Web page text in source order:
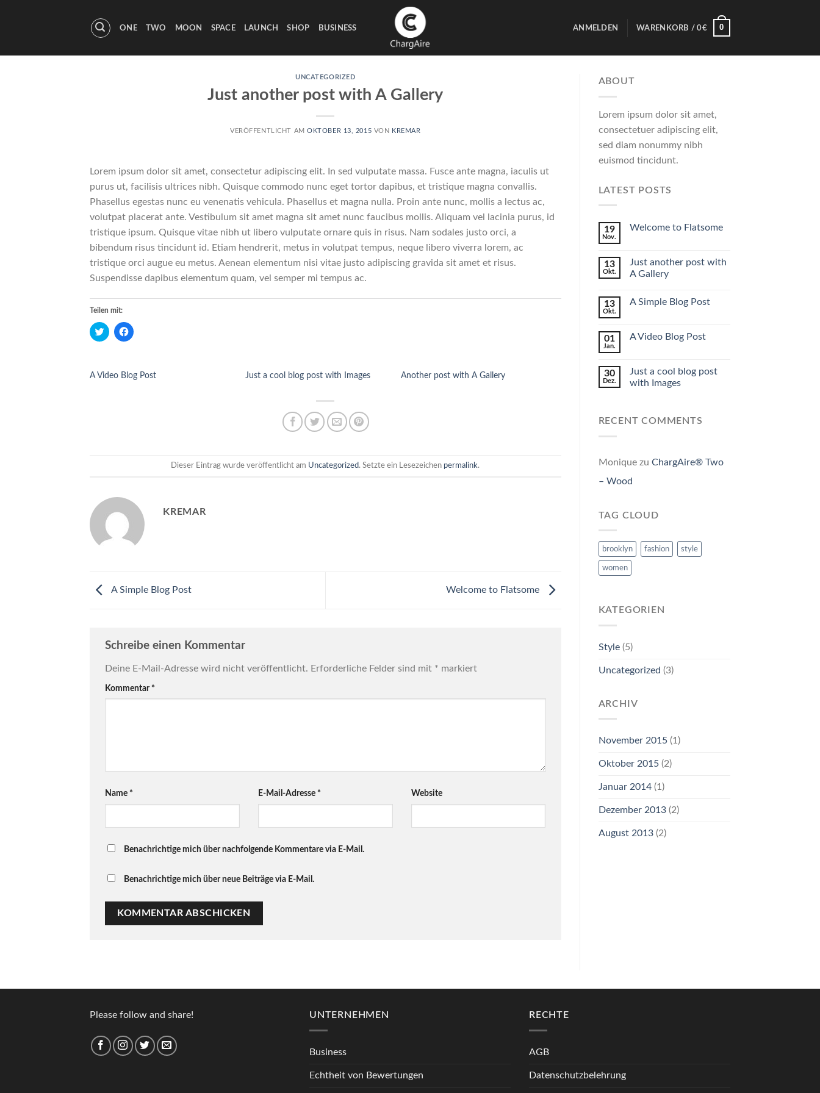
ONE TWO MOON SPACE LAUNCH SHOP BUSINESS ANMELDEN WARENKORB /0€ 0
UNCATEGORIZED
Just another post with A Gallery
VERÖFFENTLICHT AMOKTOBER 13, 2015 VON KREMAR
Lorem ipsum dolor sit amet, consectetur adipiscing elit. In sed vulputate massa. Fusce ante magna, iaculis ut
purus ut, facilisis ultrices nibh. Quisque commodo nunc eget tortor dapibus, et tristique magna convallis.
Phasellus egestas nunc eu venenatis vehicula. Phasellus et magna nulla. Proin ante nunc, mollis a lectus ac,
volutpat placerat ante. Vestibulum sit amet magna sit amet nunc faucibus mollis. Aliquam vel lacinia purus, id
tristique ipsum. Quisque vitae nibh ut libero vulputate ornare quis in risus. Nam sodales justo orci, a
bibendum risus tincidunt id. Etiam hendrerit, metus in volutpat tempus, neque libero viverra lorem, ac
tristique orci augue eu metus. Aenean elementum nisi vitae justo adipiscing gravida sit amet et risus.
Suspendisse dapibus elementum quam, vel semper mi tempus ac.
Teilen mit:
Klick,
um
teilen
(Wird
Klick,
um
teilen
(Wird
A Video Blog Post Just a cool blog post with Images Another post with A Gallery
Dieser Eintrag wurde veröffentlicht am Uncategorized. Setzte ein Lesezeichen permalink.
KREMAR
A Simple Blog Post Welcome to Flatsome
Schreibe einen Kommentar
Deine E-Mail-Adresse wird nicht veröffentlicht. Erforderliche Felder sind mit * markiert
Kommentar *
Name * E-Mail-Adresse * Website
Benachrichtige mich über nachfolgende Kommentare via E-Mail.
Benachrichtige mich über neue Beiträge via E-Mail.
ABOUT
Lorem ipsum dolor sit amet,
consectetuer adipiscing elit,
sed diam nonummy nibh
euismod tincidunt.
LATEST POSTS
19
Nov.
Welcome to Flatsome
13
Okt.
Just another post with
A Gallery
13
Okt.
A Simple Blog Post
01
Jan.
A Video Blog Post
30
Dez.
Just a cool blog post
with Images
RECENT COMMENTS
Moniquezu ChargAire® Two
– Wood
TAG CLOUD
brooklyn fashion style
women
KATEGORIEN
Style(5)
Uncategorized (3)
ARCHIV
November 2015(1)
Oktober 2015(2)
Januar 2014(1)
Dezember 2013(2)
August 2013(2)
Please follow and share! UNTERNEHMEN
Business
Echtheit von Bewertungen
RECHTE
AGB
Datenschutzbelehrung